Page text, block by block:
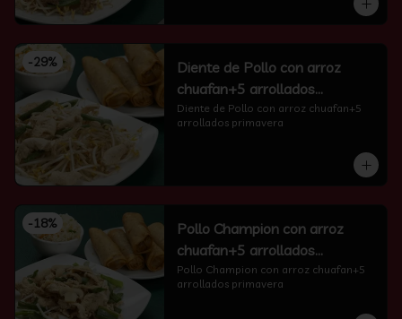
-29%
Diente de Pollo con arroz
chuafan+5 arrollados
primavera
Diente de Pollo con arroz chuafan+5
arrollados primavera
-18%
Pollo Champion con arroz
chuafan+5 arrollados
primavera
Pollo Champion con arroz chuafan+5
arrollados primavera